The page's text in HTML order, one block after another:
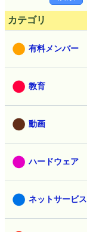
カテゴリ
有料メンバー
教育
動画
ハードウェア
ネットサービス